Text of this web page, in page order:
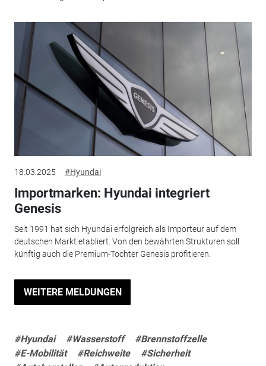
18.03.2025 #Hyundai
Importmarken: Hyundai integriert
Genesis
Seit 1991 hat sich Hyundai erfolgreich als Importeur auf dem
deutschen Markt etabliert. Von den bewährten Strukturen soll
künftig auch die Premium-Tochter Genesis profitieren.
WEITERE MELDUNGEN
#Hyundai #Wasserstoff
#Brennstoffzelle
#E-Mobilität
#Reichweite
#Sicherheit